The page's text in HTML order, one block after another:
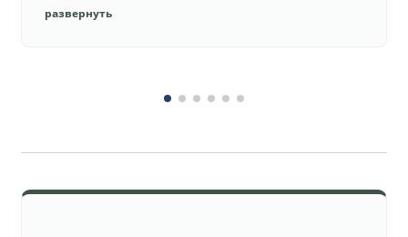
функций. Юристы подготовили документы,
развернуть